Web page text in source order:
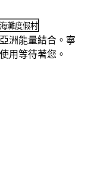
灘度假村
洲能量結合。寧
用等待著您。